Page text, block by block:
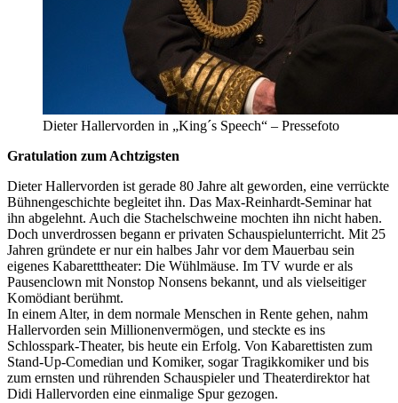
Dieter Hallervorden in „King´s Speech“ – Pressefoto
Gratulation zum Achtzigsten
Dieter Hallervorden ist gerade 80 Jahre alt geworden, eine verrückte
Bühnengeschichte begleitet ihn. Das Max-Reinhardt-Seminar hat
ihn abgelehnt. Auch die Stachelschweine mochten ihn nicht haben.
Doch unverdrossen begann er privaten Schauspielunterricht. Mit 25
Jahren gründete er nur ein halbes Jahr vor dem Mauerbau sein
eigenes Kabaretttheater: Die Wühlmäuse. Im TV wurde er als
Pausenclown mit Nonstop Nonsens bekannt, und als vielseitiger
Komödiant berühmt.
In einem Alter, in dem normale Menschen in Rente gehen, nahm
Hallervorden sein Millionenvermögen, und steckte es ins
Schlosspark-Theater, bis heute ein Erfolg. Von Kabarettisten zum
Stand-Up-Comedian und Komiker, sogar Tragikkomiker und bis
zum ernsten und rührenden Schauspieler und Theaterdirektor hat
Didi Hallervorden eine einmalige Spur gezogen.